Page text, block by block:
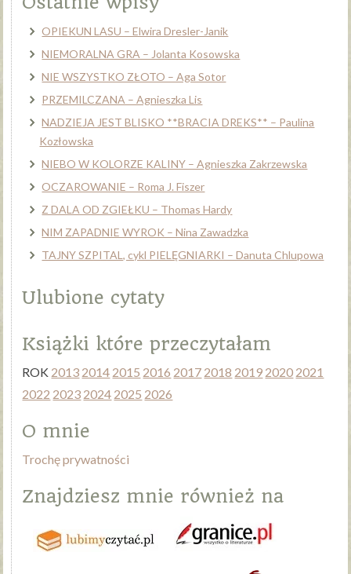
OPIEKUN LASU – Elwira Dresler-Janik
NIEMORALNA GRA – Jolanta Kosowska
NIE WSZYSTKO ZŁOTO – Aga Sotor
PRZEMILCZANA – Agnieszka Lis
NADZIEJA JEST BLISKO **BRACIA DREKS** – Paulina
Kozłowska
NIEBO W KOLORZE KALINY – Agnieszka Zakrzewska
OCZAROWANIE – Roma J. Fiszer
Z DALA OD ZGIEŁKU – Thomas Hardy
NIM ZAPADNIE WYROK – Nina Zawadzka
TAJNY SZPITAL, cykl PIELĘGNIARKI – Danuta Chlupowa
Ulubione cytaty
Książki które przeczytałam
ROK 2013 2014 2015 2016 2017 2018 2019 2020 2021
2022 2023 2024 2025 2026
O mnie
Trochę prywatności
Znajdziesz mnie również na